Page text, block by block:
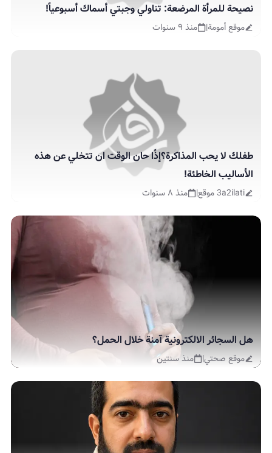
نصيحة للمرأة المرضعة: تناولي وجبتي أسماك أسبوعياً!
موقع أمومة| منذ ٩ سنوات
طفلك لا يحب المذاكرة؟إذًا حان الوقت ان تتخلي عن هذه
الأساليب الخاطئة!
3a2ilati موقع | منذ ٨ سنوات
هل السجائر الالكترونية آمنة خلال الحمل؟
موقع صحتي| منذ سنتين